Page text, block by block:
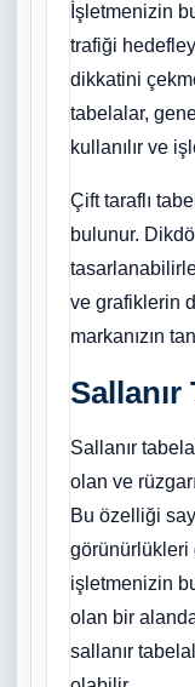
İşletmenizin
trafiği
dikkatini
tabelalar,
kullanılır ve
Çift taraflı
bulunur.
ve grafiklerin
markanızın
Sallanır
Sallanır
olan ve
Bu özelliği
görünürlükleri
işletmenizin
olan bir
sallanır